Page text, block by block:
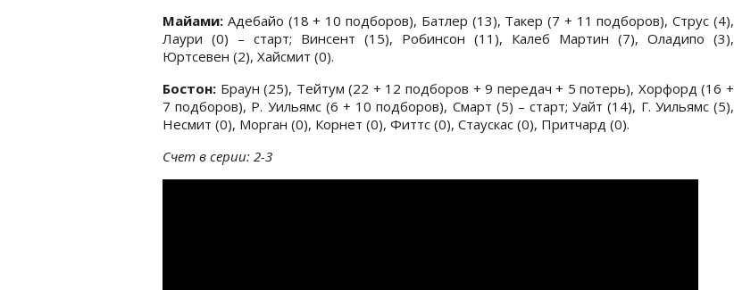
Майами: Адебайо (18 + 10 подборов), Батлер (13), Такер (7 + 11 подборов), Струс (4),
Лаури (0) – старт; Винсент (15), Робинсон (11), Калеб Мартин (7), Оладипо (3),
Юртсевен (2), Хайсмит (0).
Бостон: Браун (25), Тейтум (22 + 12 подборов + 9 передач + 5 потерь), Хорфорд (16 +
7 подборов), Р. Уильямс (6 + 10 подборов), Смарт (5) – старт; Уайт (14), Г. Уильямс (5),
Несмит (0), Морган (0), Корнет (0), Фиттс (0), Стаускас (0), Притчард (0).
Счет в серии: 2-3